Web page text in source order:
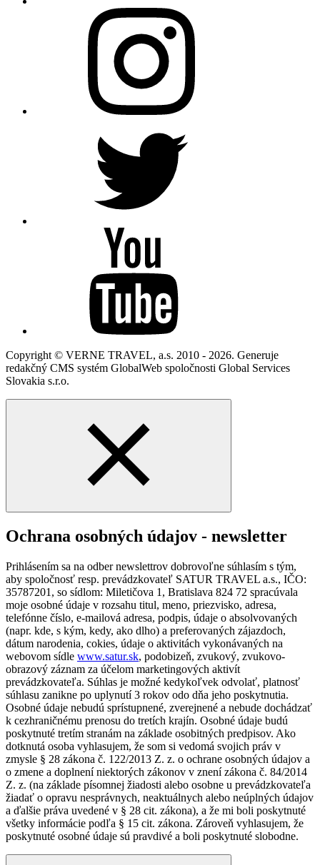
Copyright © VERNE TRAVEL, a.s. 2010 - 2026. Generuje
redakčný CMS systém GlobalWeb spoločnosti Global Services
Slovakia s.r.o.
Ochrana osobných údajov - newsletter
Prihlásením sa na odber newslettrov dobrovoľne súhlasím s tým,
aby spoločnosť resp. prevádzkovateľ SATUR TRAVEL a.s., IČO:
35787201, so sídlom: Miletičova 1, Bratislava 824 72 spracúvala
moje osobné údaje v rozsahu titul, meno, priezvisko, adresa,
telefónne číslo, e-mailová adresa, podpis, údaje o absolvovaných
(napr. kde, s kým, kedy, ako dlho) a preferovaných zájazdoch,
dátum narodenia, cokies, údaje o aktivitách vykonávaných na
webovom sídle www.satur.sk, podobizeň, zvukový, zvukovo-
obrazový záznam za účelom marketingových aktivít
prevádzkovateľa. Súhlas je možné kedykoľvek odvolať, platnosť
súhlasu zanikne po uplynutí 3 rokov odo dňa jeho poskytnutia.
Osobné údaje nebudú sprístupnené, zverejnené a nebude dochádzať
k cezhraničnému prenosu do tretích krajín. Osobné údaje budú
poskytnuté tretím stranám na základe osobitných predpisov. Ako
dotknutá osoba vyhlasujem, že som si vedomá svojich práv v
zmysle § 28 zákona č. 122/2013 Z. z. o ochrane osobných údajov a
o zmene a doplnení niektorých zákonov v znení zákona č. 84/2014
Z. z. (na základe písomnej žiadosti alebo osobne u prevádzkovateľa
žiadať o opravu nesprávnych, neaktuálnych alebo neúplných údajov
a ďalšie práva uvedené v § 28 cit. zákona), a že mi boli poskytnuté
všetky informácie podľa § 15 cit. zákona. Zároveň vyhlasujem, že
poskytnuté osobné údaje sú pravdivé a boli poskytnuté slobodne.